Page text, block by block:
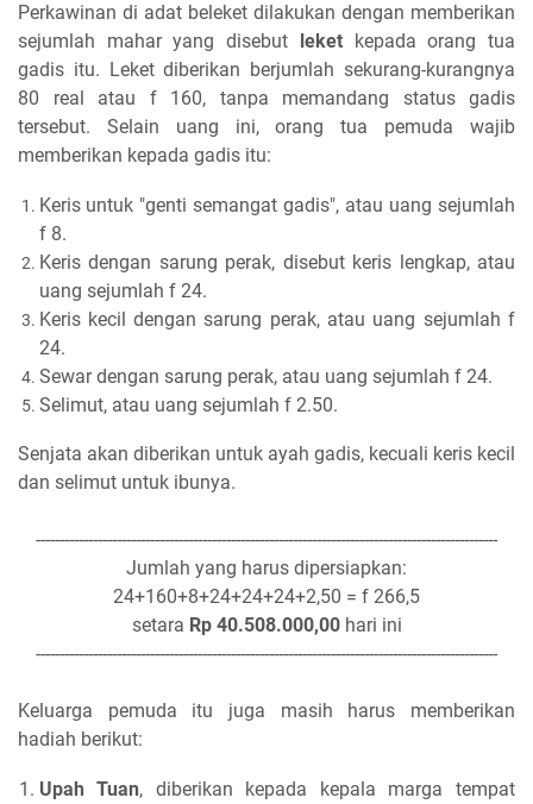
Perkawinan di adat beleket dilakukan dengan memberikan
sejumlah mahar yang disebut
leketkepada orang tua
gadis itu. Leket diberikan berjumlah sekurang-kurangnya
80 real atau f 160, tanpa memandang status gadis
tersebut. Selain uang ini, orang tua pemuda wajib
memberikan kepada gadis itu:
Keris untuk "genti semangat gadis", atau uang sejumlah
f 8.
Keris dengan sarung perak, disebut keris lengkap, atau
uang sejumlah f 24.
Keris kecil dengan sarung perak, atau uang sejumlah f
24.
Sewar dengan sarung perak, atau uang sejumlah f 24.
Selimut, atau uang sejumlah f 2.50.
Senjata akan diberikan untuk ayah gadis, kecuali keris kecil
dan selimut untuk ibunya.
-------------------------------------------------------------------------------------------------
Jumlah yang harus dipersiapkan:
24+160+8+24+24+24+2,50 = f 266,5
setara Rp 40.508.000,00hari ini
-------------------------------------------------------------------------------------------------
Keluarga pemuda itu juga masih harus memberikan
hadiah berikut:
Upah Tuan, diberikan kepada kepala marga tempat